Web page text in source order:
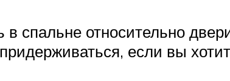
в спальне относительно
если вы